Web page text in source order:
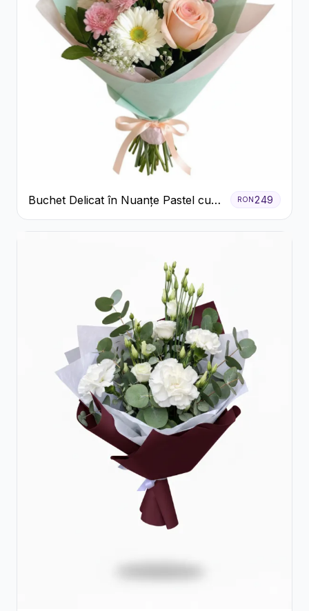
Buchet Delicat în Nuanțe Pastel cu
Trandafiri și Crizanteme Roz
RON 249